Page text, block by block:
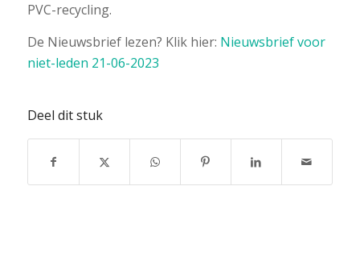
PVC-recycling.
De Nieuwsbrief lezen? Klik hier: Nieuwsbrief voor
niet-leden 21-06-2023
Deel dit stuk